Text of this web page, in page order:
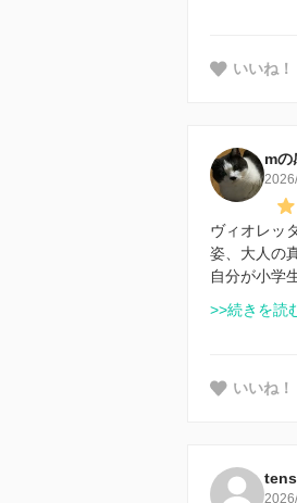
いいね！
mの
ヴィオレッ
姿、大人の
自分が小学
>>続きを読
いいね！